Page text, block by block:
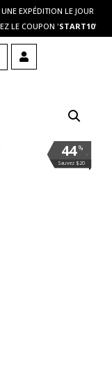
EXPÉDITION LE JOUR
LE COUPON 'START10'
%
.
44
Sauvez $20